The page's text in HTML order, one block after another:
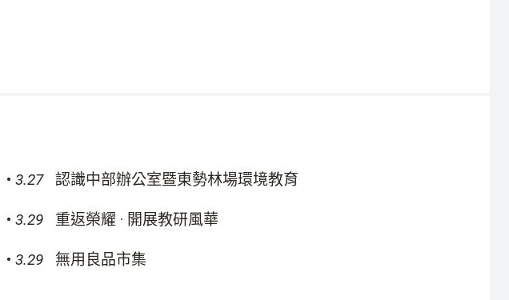
•3.27認識中部辦公室暨東勢林場環境教育
•3.29 重返榮耀 · 開展教研風華
•3.29 無用良品市集